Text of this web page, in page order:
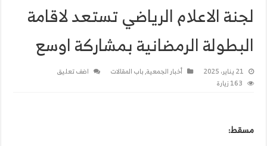
لجنة الاعلام الرياضي تستعد لاقامة
البطولة الرمضانية بمشاركة اوسع
21 يناير، 2025 أخبار الجمعية,باب المقالات
اضف تعليق
163 زيارة
مسقط: